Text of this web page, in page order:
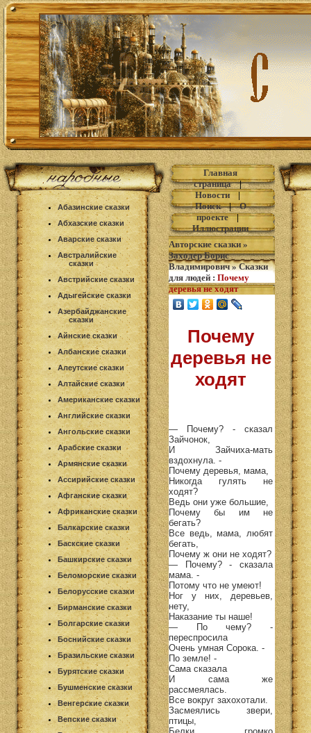
Абазинские сказки
Абхазские сказки
Аварские сказки
Австралийские
сказки
Австрийские сказки
Адыгейские сказки
Азербайджанские
сказки
Айнские сказки
Албанские сказки
Алеутские сказки
Алтайские сказки
Американские сказки
Английские сказки
Ангольские сказки
Арабские сказки
Армянские сказки
Ассирийские сказки
Афганские сказки
Африканские сказки
Балкарские сказки
Баскские сказки
Башкирские сказки
Беломорские сказки
Белорусские сказки
Бирманские сказки
Болгарские сказки
Боснийские сказки
Бразильские сказки
Бурятские сказки
Бушменские сказки
Венгерские сказки
Вепские сказки
Главная
страница|
Новости|
Поиск|О
проекте|
Иллюстрации
Авторские сказки »
Заходер Борис
Владимирович»Сказки
для людей : Почему
деревья не ходят
Почему
деревья не
ходят
— Почему? - сказал
Зайчонок,
И Зайчиха-мать
вздохнула. -
Почему деревья, мама,
Никогда гулять не
ходят?
Ведь они уже большие,
Почему бы им не
бегать?
Все ведь, мама, любят
бегать,
Почему ж они не ходят?
— Почему? - сказала
мама. -
Потому что не умеют!
Ног у них, деревьев,
нету,
Наказание ты наше!
— По чему? -
переспросила
Очень умная Сорока. -
По земле! -
Сама сказала
И сама же
рассмеялась.
Все вокруг захохотали.
Засмеялись звери,
птицы,